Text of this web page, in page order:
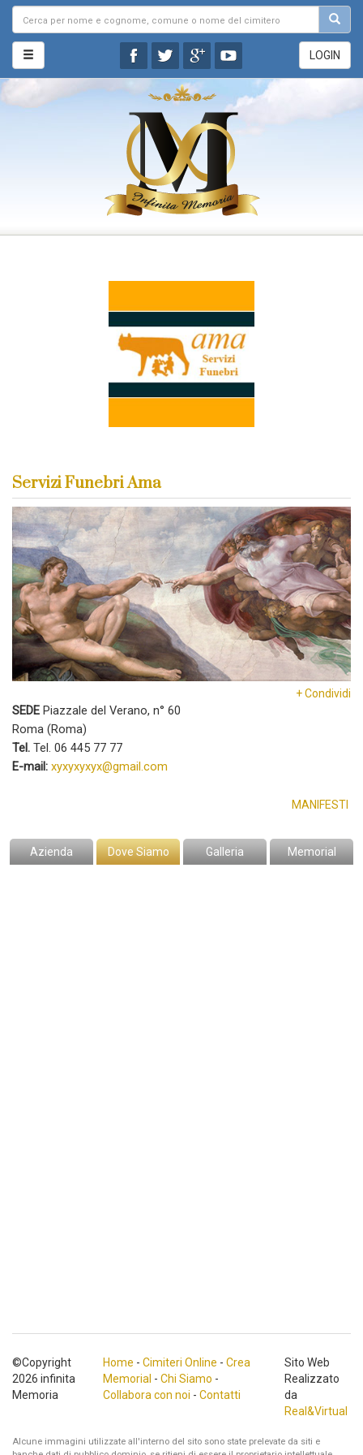
LOGIN
Servizi Funebri Ama
+ Condividi
SEDE Piazzale del Verano, n° 60
Roma (Roma)
Tel. Tel. 06 445 77 77
E-mail: xyxyxyxyx@gmail.com
MANIFESTI
Azienda Dove Siamo Galleria Memorial
©Copyright
2026 infinita
Memoria
Home - Cimiteri Online - Crea
Memorial - Chi Siamo -
Collabora con noi - Contatti
Sito Web
Realizzato
da
Real&Virtual
Alcune immagini utilizzate all'interno del sito sono state prelevate da siti e